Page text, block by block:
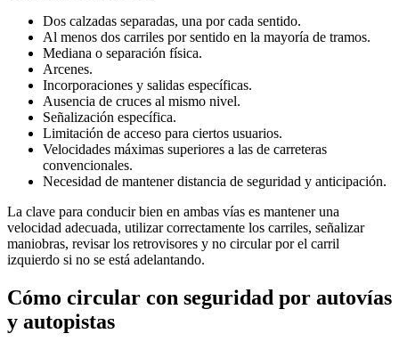
Dos calzadas separadas, una por cada sentido.
Al menos dos carriles por sentido en la mayoría de tramos.
Mediana o separación física.
Arcenes.
Incorporaciones y salidas específicas.
Ausencia de cruces al mismo nivel.
Señalización específica.
Limitación de acceso para ciertos usuarios.
Velocidades máximas superiores a las de carreteras
convencionales.
Necesidad de mantener distancia de seguridad y anticipación.
La clave para conducir bien en ambas vías es mantener una
velocidad adecuada, utilizar correctamente los carriles, señalizar
maniobras, revisar los retrovisores y no circular por el carril
izquierdo si no se está adelantando.
Cómo circular con seguridad por autovías
y autopistas